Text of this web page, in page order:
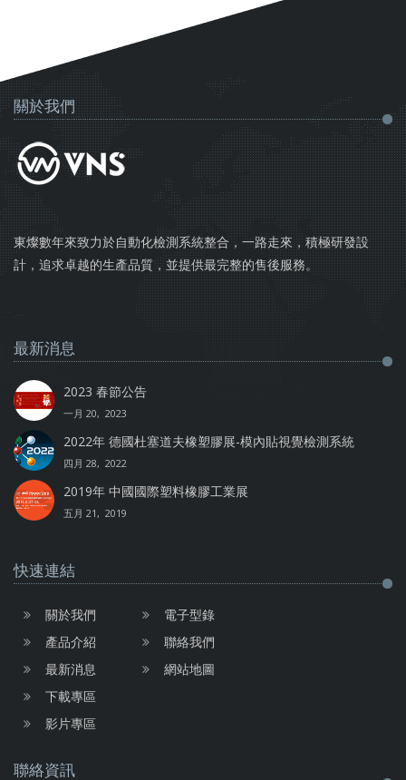
關於我們
東燦數年來致力於自動化檢測系統整合，一路走來，積極研發設
計，追求卓越的生產品質，並提供最完整的售後服務。
最新消息
2023 春節公告
一月 20, 2023
2022年 德國杜塞道夫橡塑膠展-模內貼視覺檢測系統
四月 28, 2022
2019年 中國國際塑料橡膠工業展
五月 21, 2019
快速連結
關於我們
產品介紹
最新消息
下載專區
影片專區
電子型錄
聯絡我們
網站地圖
聯絡資訊